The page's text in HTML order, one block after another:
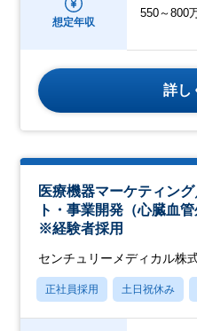
想定年収
550～800
詳し
医療機器マーケティン
ト・事業開発（心臓血
※経験者採用
センチュリーメディカル株
正社員採用 土日祝休み